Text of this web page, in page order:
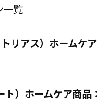
一覧
リアス）ホームケア
）ホームケア商品：